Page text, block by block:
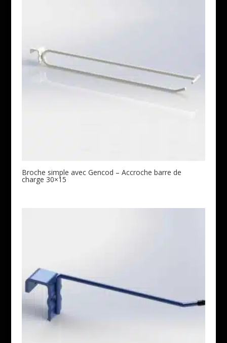
Broche simple avec Gencod – Accroche barre de
charge 30×15